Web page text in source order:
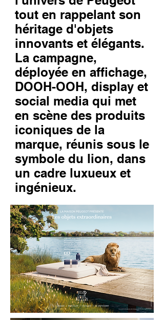
tout en rappelant son
héritage d'objets
innovants et élégants.
La campagne,
déployée en affichage,
DOOH-OOH, display et
social media qui met
en scène des produits
iconiques de la
marque, réunis sous le
symbole du lion, dans
un cadre luxueux et
ingénieux.